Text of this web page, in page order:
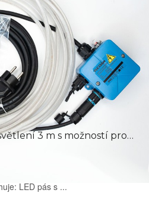
SET LED stavební osvětlení 3 m s možností prodloužení LED ...
LED pás s ...